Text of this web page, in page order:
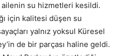
su hizmetleri kesildi.
için kalitesi düşen su
yalnız yoksul Küresel
de bir parçası haline geldi.